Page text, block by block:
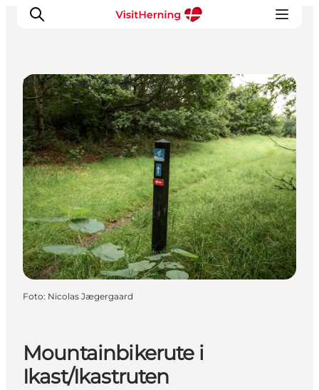
Det sker
Spis, drik og shop
Kunstlandet
Se og oplev
Find vej
Sov godt
Book overnatning
Mountainbikerute i
Ikast/Ikastruten
Sport og aktiviteter
Foto: Nicolas Jægergaard